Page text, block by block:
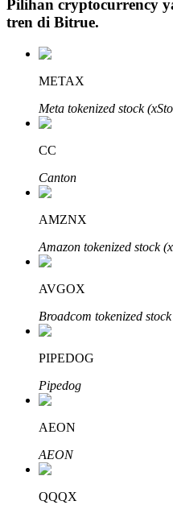
Investasi Otomatis
Raih keuntungan jangka
Pelajari Staking
Pelajari tentang
Bitrue
AI
Mitra Bitrue
Pilihan cryptocurrency
tren di Bitrue.
METAX
Meta tokenized stock
CC
Canton
AMZNX
Amazon tokenized stock
AVGOX
Broadcom tokenized
PIPEDOG
Pipedog
AEON
AEON
QQQX